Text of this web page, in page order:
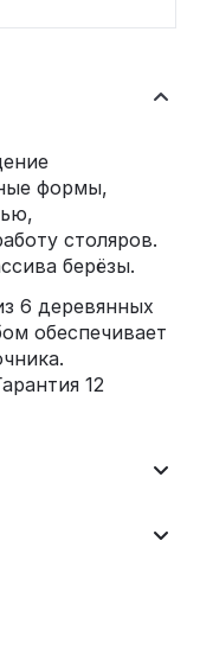
формы,
столяров.
берёзы.
6 деревянных
обеспечивает
12